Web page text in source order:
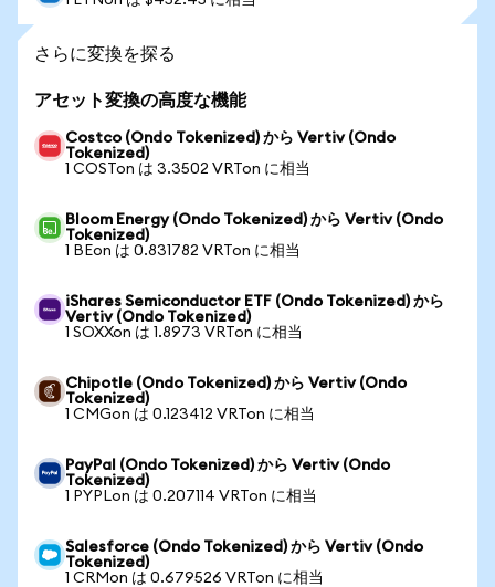
さらに変換を探る
アセット変換の高度な機能
Costco (Ondo Tokenized) から Vertiv (Ondo
Tokenized)
1 COSTon は 3.3502 VRTon に相当
Bloom Energy (Ondo Tokenized) から Vertiv (Ondo
Tokenized)
1 BEon は 0.831782 VRTon に相当
iShares Semiconductor ETF (Ondo Tokenized) から
Vertiv (Ondo Tokenized)
1 SOXXon は 1.8973 VRTon に相当
Chipotle (Ondo Tokenized) から Vertiv (Ondo
Tokenized)
1 CMGon は 0.123412 VRTon に相当
PayPal (Ondo Tokenized) から Vertiv (Ondo
Tokenized)
1 PYPLon は 0.207114 VRTon に相当
Salesforce (Ondo Tokenized) から Vertiv (Ondo
Tokenized)
1 CRMon は 0.679526 VRTon に相当